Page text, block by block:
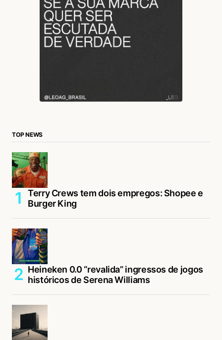
TOP NEWS
Terry Crews tem dois empregos: Shopee e
Burger King
Heineken 0.0 “revalida” ingressos de jogos
históricos de Serena Williams